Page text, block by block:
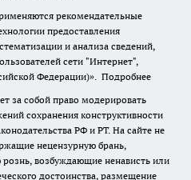
рекомендательные
предоставления
и анализа сведений,
сети "Интернет",
Федерации)». Подробнее
за собой право модерировать
сохранения конструктивности
РФ и РТ. На сайте не
нецензурную брань,
возбуждающие ненависть или
достоинства, размещение